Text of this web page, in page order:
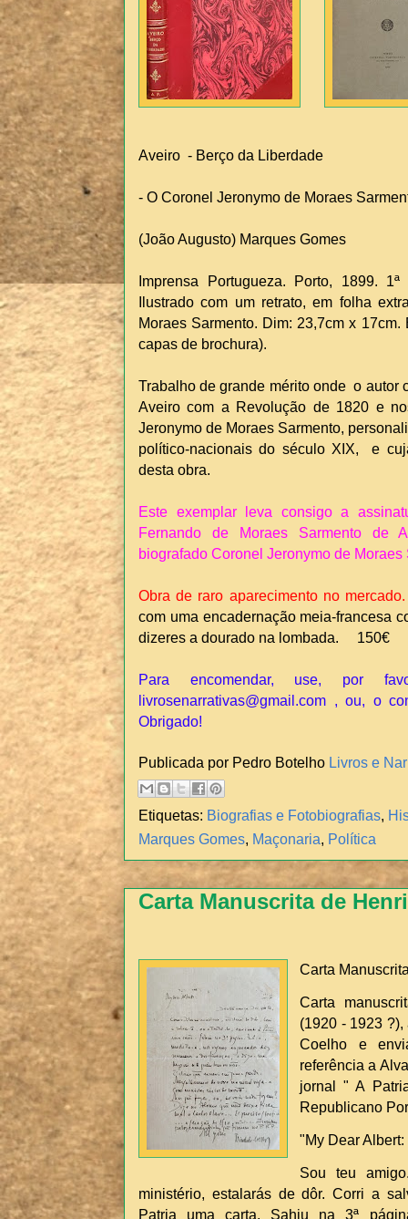
Aveiro - Berço da Liberdade
- O Coronel Jeronymo de Moraes
(João Augusto) Marques Gomes
Imprensa Portugueza. Porto, 1899.
Ilustrado com um retrato, em folha
Moraes Sarmento. Dim: 23,7cm x
capas de brochura).
Trabalho de grande mérito onde o autor
Aveiro com a Revolução de 1820 e
Jeronymo de Moraes Sarmento,
político-nacionais do século XIX, e
desta obra.
Este exemplar leva consigo a
Fernando de Moraes Sarmento de
biografado Coronel Jeronymo de Moraes
Obra de raro aparecimento no mercado.
com uma encadernação meia-francesa
dizeres a dourado na lombada. 150€
Para encomendar, use, por
livrosenarrativas@gmail.com , ou, o
Obrigado!
Publicada por Pedro Botelho Livros e
Etiquetas: Biografias e Fotobiografias,
Marques Gomes, Maçonaria, Política
Carta Manuscrita de
Carta
Carta
(1920 - 1923
Coelho e
referência a
jornal " A
Republicano
"My Dear Albert:
Sou teu
ministério, estalarás de dôr. Corri a
Patria uma carta. Sahiu na 3ª